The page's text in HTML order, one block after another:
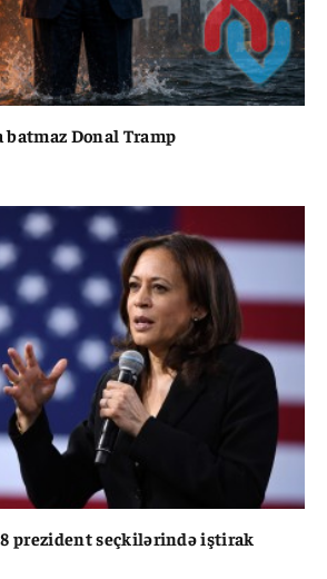
batmaz Donal Tramp
prezident seçkilərində iştirak